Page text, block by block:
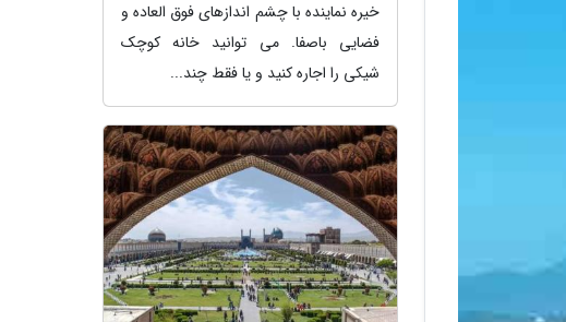
خیره نماینده با چشم اندازهای فوق العاده و
فضایی باصفا. می توانید خانه کوچک
شیکی را اجاره کنید و یا فقط چند...